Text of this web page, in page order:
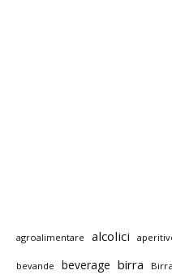
agroalimentare alcolici
bevande beverage birra